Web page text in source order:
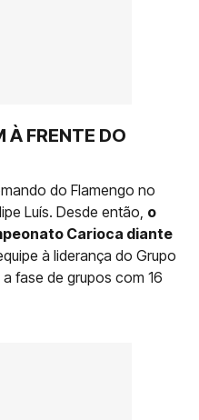
À FRENTE DO
do Flamengo no
Luís. Desde então, o
Carioca diante
à liderança do Grupo
fase de grupos com 16